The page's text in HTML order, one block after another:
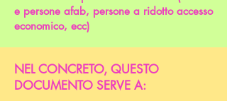
e persone afab, persone a ridotto accesso
economico, ecc)
NEL CONCRETO, QUESTO
DOCUMENTO SERVE A: